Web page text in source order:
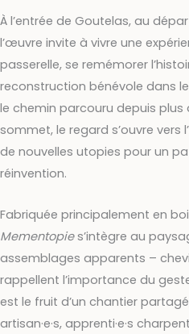
À l’entrée de Goutelas, au
l’œuvre invite à vivre une
passerelle, se remémorer
reconstruction bénévole dans
le chemin parcouru depuis plus
sommet, le regard s’ouvre vers
de nouvelles utopies pour un
réinvention.
Fabriquée principalement en
Mementopies’intègre au
assemblages apparents –
rappellent l’importance du
est le fruit d’un chantier
artisan·e·s, apprenti·e·s